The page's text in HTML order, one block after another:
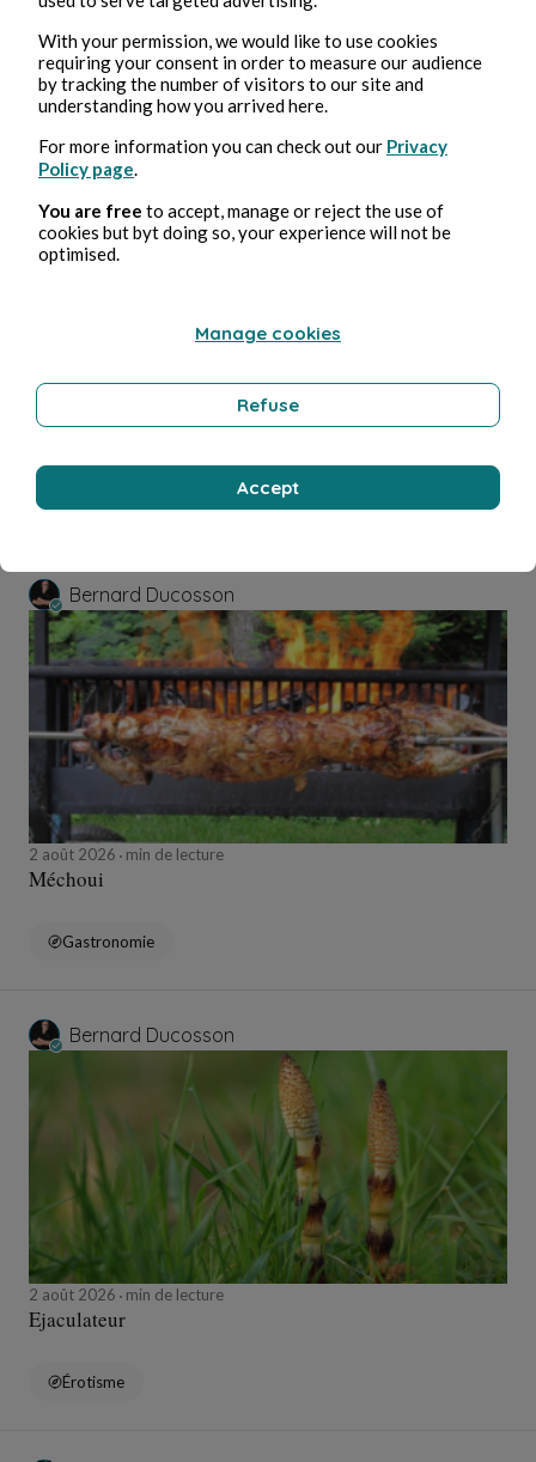
Éducation et formation
Bernard Ducosson
Bernard Ducosson
2 août 2026 min de lecture
Méchoui
Gastronomie
Bernard Ducosson
2 août 2026 min de lecture
Ejaculateur
Érotisme
With your permission, we would like to use cookies
requiring your consent in order to measure our audience
by tracking the number of visitors to our site and
understanding how you arrived here.
For more information you can check out our Privacy
Policy page
You are free to accept, manage or reject the use of
cookies but byt doing so, your experience will not be
optimised.
Manage cookies
Refuse
Accept